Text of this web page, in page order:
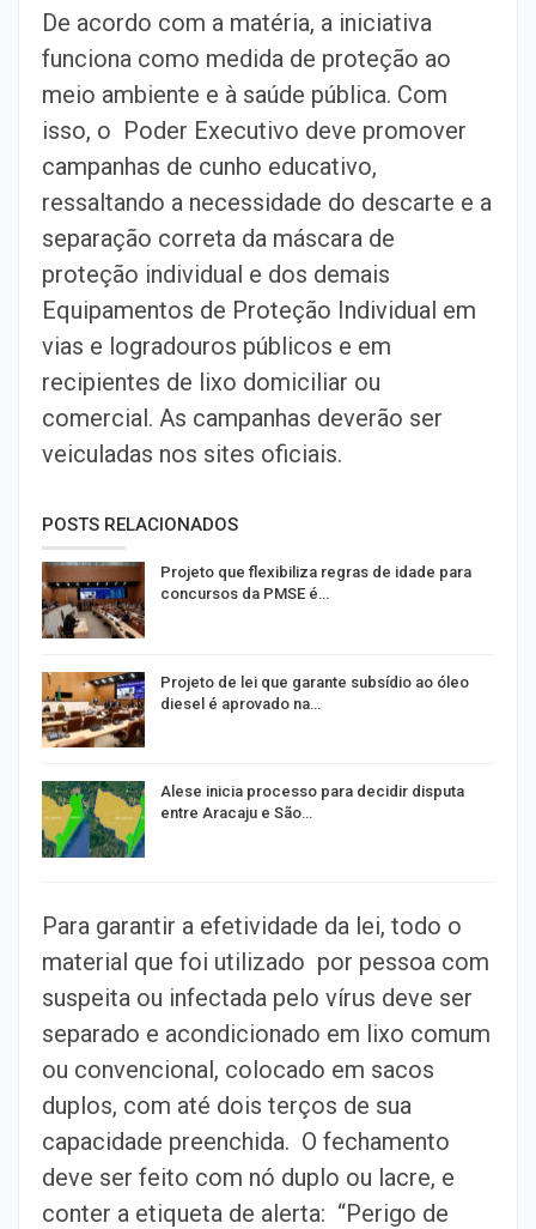
De acordo com a matéria, a iniciativa
funciona como medida de proteção ao
meio ambiente e à saúde pública. Com
isso, o Poder Executivo deve promover
campanhas de cunho educativo,
ressaltando a necessidade do descarte e a
separação correta da máscara de
proteção individual e dos demais
Equipamentos de Proteção Individual em
vias e logradouros públicos e em
recipientes de lixo domiciliar ou
comercial. As campanhas deverão ser
veiculadas nos sites oficiais.
POSTS RELACIONADOS
Projeto que flexibiliza regras de idade para
concursos da PMSE é…
Projeto de lei que garante subsídio ao óleo
diesel é aprovado na…
Alese inicia processo para decidir disputa
entre Aracaju e São…
Para garantir a efetividade da lei, todo o
material que foi utilizado por pessoa com
suspeita ou infectada pelo vírus deve ser
separado e acondicionado em lixo comum
ou convencional, colocado em sacos
duplos, com até dois terços de sua
capacidade preenchida. O fechamento
deve ser feito com nó duplo ou lacre, e
conter a etiqueta de alerta: “Perigo de